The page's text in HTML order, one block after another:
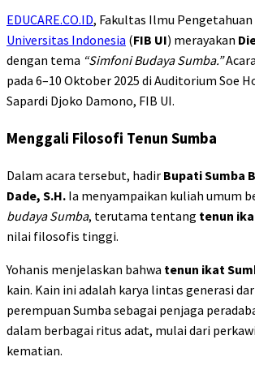
EDUCARE.CO.ID, Fakultas Ilmu Pengetahuan
Universitas Indonesia (FIB UI) merayakan
dengan tema “Simfoni Budaya Sumba.”
pada 6–10 Oktober 2025 di Auditorium Soe
Sapardi Djoko Damono, FIB UI.
Menggali Filosofi Tenun Sumba
Dalam acara tersebut, hadir Bupati Sumba
Dade, S.H. Ia menyampaikan kuliah umum
budaya Sumba, terutama tentang tenun
nilai filosofis tinggi.
Yohanis menjelaskan bahwa tenun ikat
kain. Kain ini adalah karya lintas generasi
perempuan Sumba sebagai penjaga
dalam berbagai ritus adat, mulai dari
kematian.